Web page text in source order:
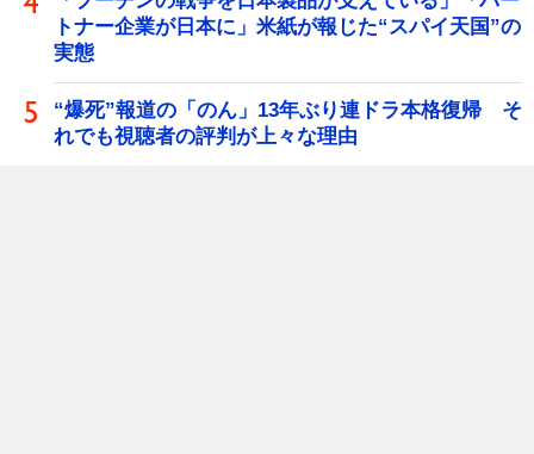
トナー企業が日本に」米紙が報じた“スパイ天国”の
実態
“爆死”報道の「のん」13年ぶり連ドラ本格復帰 そ
れでも視聴者の評判が上々な理由